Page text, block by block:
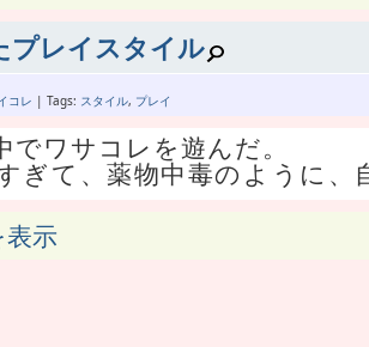
。
いている間に復旧するかど
一部の連中は得したんだと
出来たことで、さらに運営
。
び方でノルマの達成を行
れるまでの特に突出した成
よ。
出できていればGK用にも
デストというノルマをク
のGCSとNDSの時点では
んだ。
。
かないんじゃないかと思っ
。
低確率でもBLSがたまにで
。
次はいつ開催するかわか
ボは今日使い切る予定で
エナボいっぱいつぎ込んだ
た人はアウトということに
じゃなくてもとにかく数
プレイスタイル
コレ | Tags: スタイル, プレイ
でワサコレを遊んだ。
ぎて、薬物中毒のように
不具合を利用した回数が「
。示